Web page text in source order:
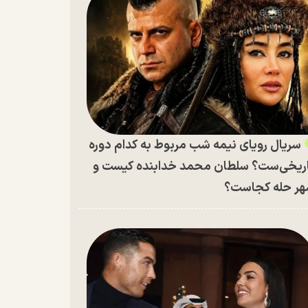
سریال رویای نیمه شب مربوط به کدام دوره
سلطان محمد خدابنده کیست و
حله کجاست؟